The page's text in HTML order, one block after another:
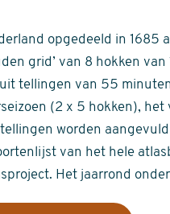
opgedeeld in 1685
grid’ van 8 hokken
tellingen van 55
(2 x 5 hokken),
worden
van het hele
Het jaarrond